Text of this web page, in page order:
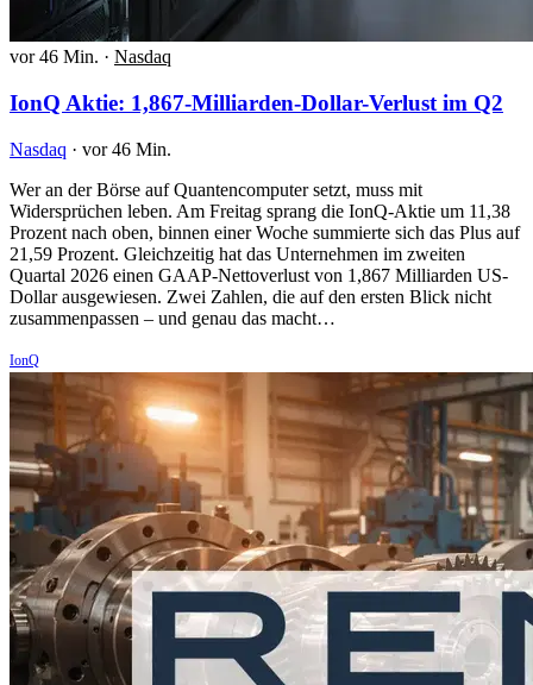
vor 46 Min. · Nasdaq
IonQ Aktie: 1,867-Milliarden-Dollar-Verlust im Q2
Nasdaq · vor 46 Min.
Wer an der Börse auf Quantencomputer setzt, muss mit
Widersprüchen leben. Am Freitag sprang die IonQ-Aktie um 11,38
Prozent nach oben, binnen einer Woche summierte sich das Plus auf
21,59 Prozent. Gleichzeitig hat das Unternehmen im zweiten
Quartal 2026 einen GAAP-Nettoverlust von 1,867 Milliarden US-
Dollar ausgewiesen. Zwei Zahlen, die auf den ersten Blick nicht
zusammenpassen – und genau das macht…
IonQ